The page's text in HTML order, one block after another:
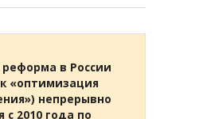
в России
«оптимизация
непрерывно
с 2010 года по